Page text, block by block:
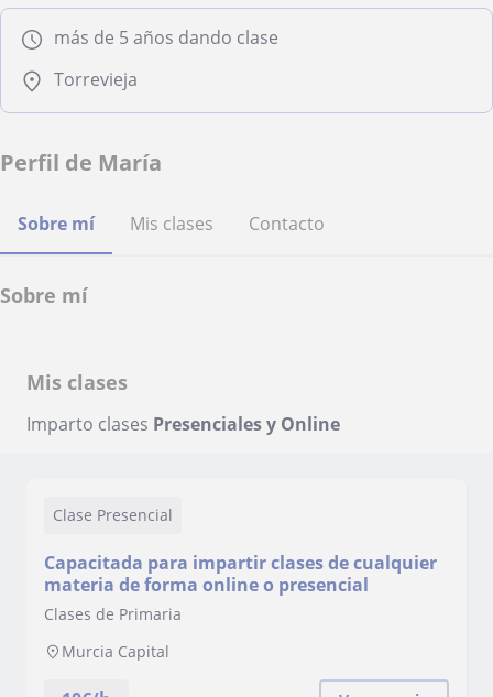
más de 5 años dando clase
Torrevieja
Perfil de María
Sobre mí Mis clases Contacto
Sobre mí
Mis clases
Imparto clases Presenciales y Online
Clase Presencial
Capacitada para impartir clases de cualquier
materia de forma online o presencial
Clases de Primaria
Murcia Capital